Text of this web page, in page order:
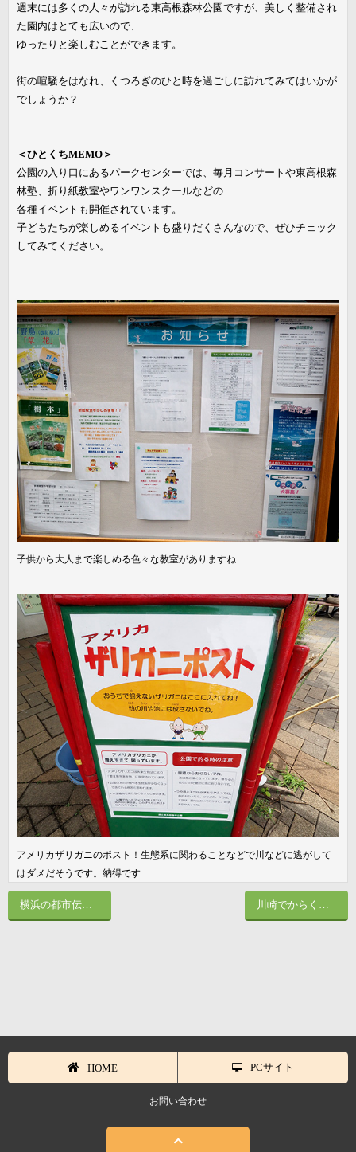
週末には多くの人々が訪れる東高根森林公園ですが、美しく整備され
た園内はとても広いので、
ゆったりと楽しむことができます。
街の喧騒をはなれ、くつろぎのひと時を過ごしに訪れてみてはいかが
でしょうか？
＜ひとくちMEMO＞
公園の入り口にあるパークセンターでは、毎月コンサートや東高根森
林塾、折り紙教室やワンワンスクールなどの
各種イベントも開催されています。
子どもたちが楽しめるイベントも盛りだくさんなので、ぜひチェック
してみてください。
子供から大人まで楽しめる色々な教室がありますね
アメリカザリガニのポスト！生態系に関わることなどで川などに逃がして
はダメだそうです。納得です
HOME PCサイト
お問い合わせ